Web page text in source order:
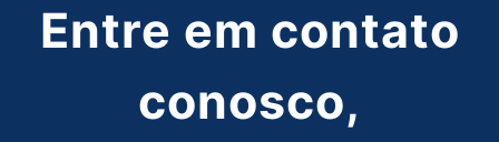
Entre em contato
conosco,